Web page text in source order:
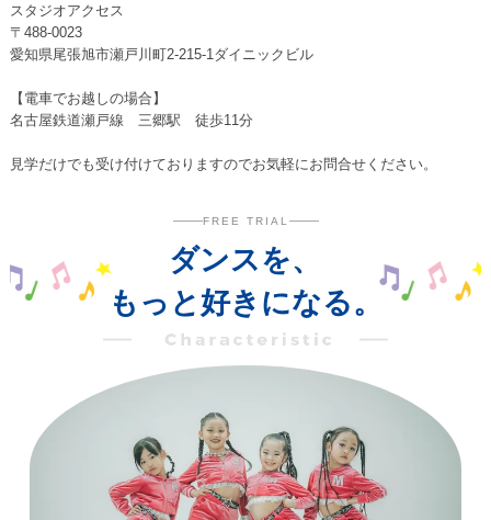
スタジオアクセス
〒488-0023
愛知県尾張旭市瀬戸川町2-215-1ダイニックビル
【電車でお越しの場合】
名古屋鉄道瀬戸線 三郷駅 徒歩11分
見学だけでも受け付けておりますのでお気軽にお問合せください。
FREE TRIAL
ダンスを、
もっと好きになる。